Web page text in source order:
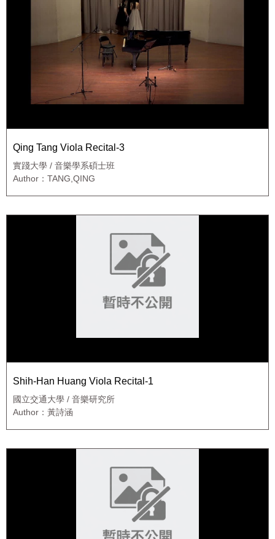
Qing Tang Viola Recital-3
實踐大學 / 音樂學系碩士班
Author：TANG,QING
Shih-Han Huang Viola Recital-1
國立交通大學 / 音樂研究所
Author：黃詩涵